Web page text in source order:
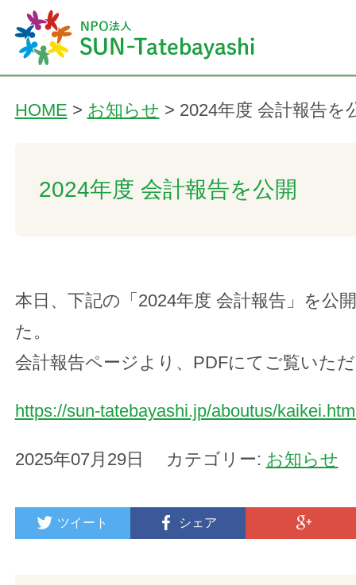
HOME > お知らせ > 2024年度 会計報告を
2024年度 会計報告を公開
本日、下記の「2024年度 会計報告」を公
た。
会計報告ページより、PDFにてご覧いた
https://sun-tatebayashi.jp/aboutus/
2025年07月29日 カテゴリー: お知らせ
ツイート シェア